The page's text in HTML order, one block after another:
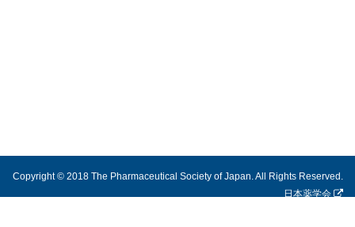
Copyright © 2018 The Pharmaceutical Society of Japan. All Rights Reserved.
日本薬学会